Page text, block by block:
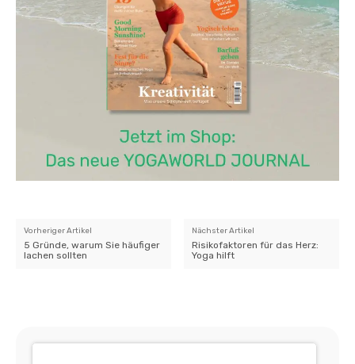
Vorheriger Artikel
5 Gründe, warum Sie häufiger
lachen sollten
Nächster Artikel
Risikofaktoren für das Herz:
Yoga hilft